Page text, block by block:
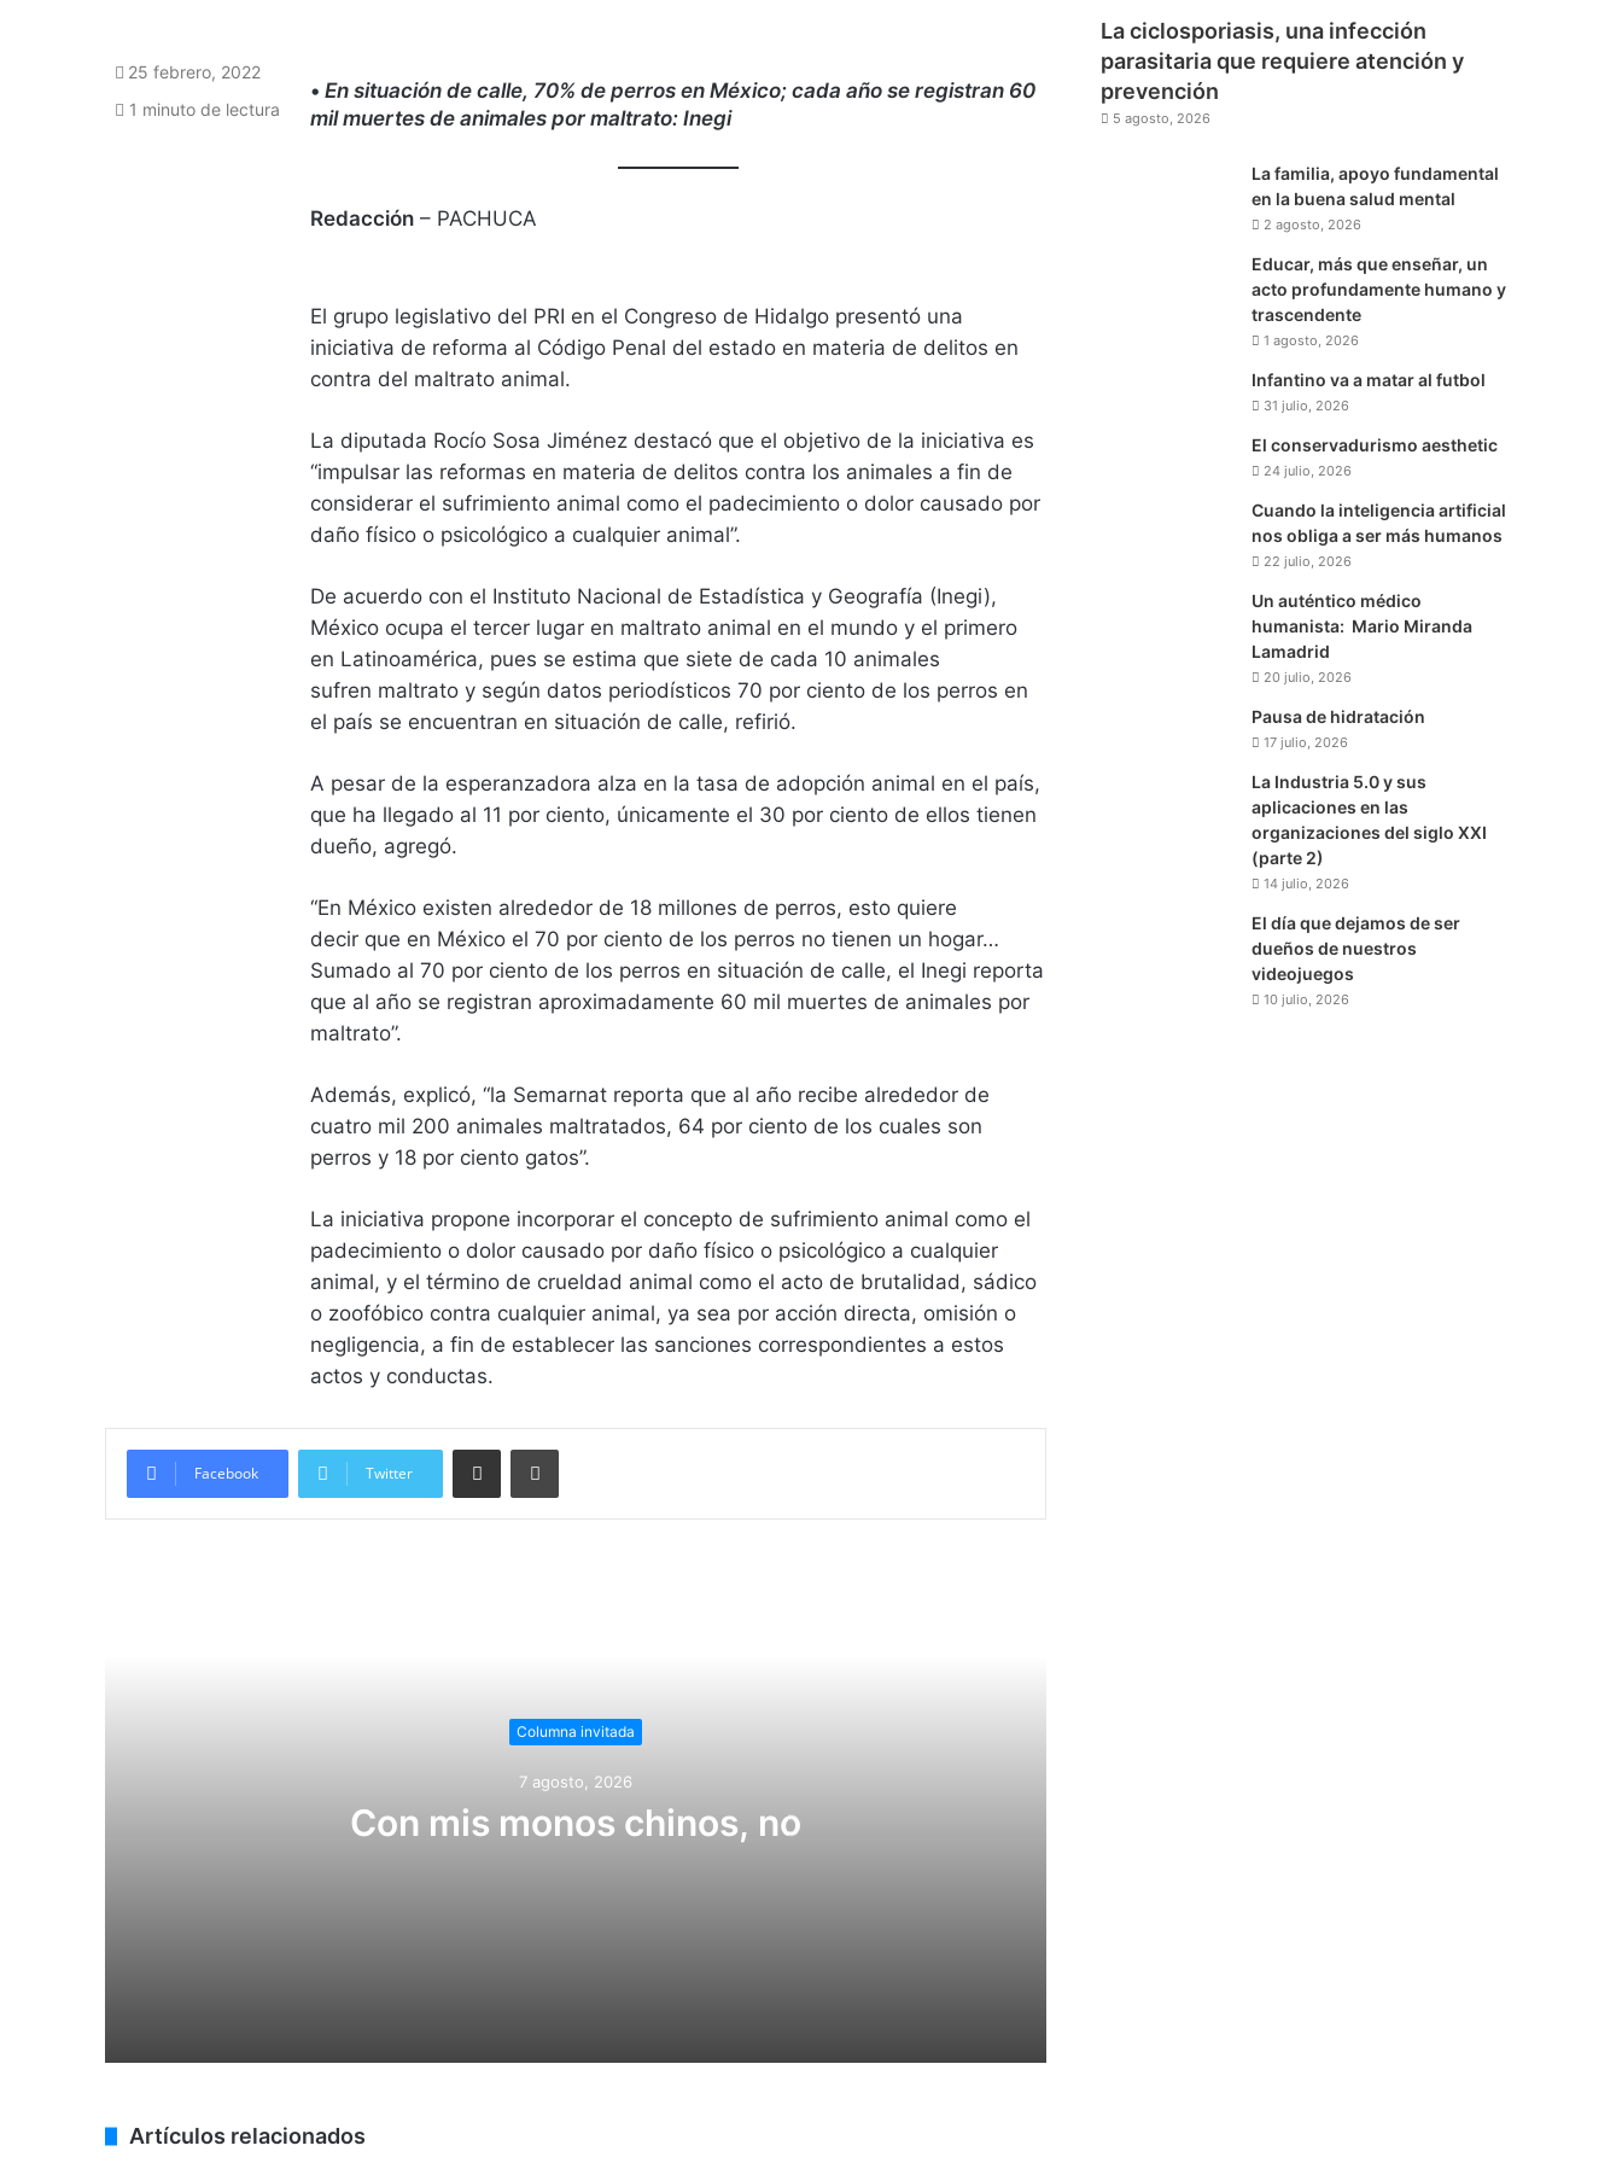
• En situación de calle, 70% de perros en México; cada año se registran 60
mil muertes de animales por maltrato: Inegi
Redacción – PACHUCA
El grupo legislativo del PRI en el Congreso de Hidalgo presentó una
iniciativa de reforma al Código Penal del estado en materia de delitos en
contra del maltrato animal.
La diputada Rocío Sosa Jiménez destacó que el objetivo de la iniciativa es
“impulsar las reformas en materia de delitos contra los animales a fin de
considerar el sufrimiento animal como el padecimiento o dolor causado por
daño físico o psicológico a cualquier animal”.
De acuerdo con el Instituto Nacional de Estadística y Geografía (Inegi),
México ocupa el tercer lugar en maltrato animal en el mundo y el primero
en Latinoamérica, pues se estima que siete de cada 10 animales
sufren maltrato y según datos periodísticos 70 por ciento de los perros en
el país se encuentran en situación de calle, refirió.
A pesar de la esperanzadora alza en la tasa de adopción animal en el país,
que ha llegado al 11 por ciento, únicamente el 30 por ciento de ellos tienen
dueño, agregó.
“En México existen alrededor de 18 millones de perros, esto quiere
decir que en México el 70 por ciento de los perros no tienen un hogar…
Sumado al 70 por ciento de los perros en situación de calle, el Inegi reporta
que al año se registran aproximadamente 60 mil muertes de animales por
maltrato”.
Además, explicó, “la Semarnat reporta que al año recibe alrededor de
cuatro mil 200 animales maltratados, 64 por ciento de los cuales son
perros y 18 por ciento gatos”.
La iniciativa propone incorporar el concepto de sufrimiento animal como el
padecimiento o dolor causado por daño físico o psicológico a cualquier
animal, y el término de crueldad animal como el acto de brutalidad, sádico
o zoofóbico contra cualquier animal, ya sea por acción directa, omisión o
negligencia, a fin de establecer las sanciones correspondientes a estos
actos y conductas.
25 febrero, 2022
1 minuto de lectura
Facebook Twitter
Compartir vía email Imprimir
Columna invitada
7 agosto, 2026
Con mis monos chinos, no
Julio Menchaca promueve el bienestar integral de los adultos mayores
Artículos relacionados
La ciclosporiasis, una infección
parasitaria que requiere atención y
prevención
5 agosto, 2026
La familia, apoyo fundamental
en la buena salud mental
2 agosto, 2026
Educar, más que enseñar, un
acto profundamente humano y
trascendente
1 agosto, 2026
Infantino va a matar al futbol
31 julio, 2026
El conservadurismo aesthetic
24 julio, 2026
Cuando la inteligencia artificial
nos obliga a ser más humanos
22 julio, 2026
Un auténtico médico
humanista: Mario Miranda
Lamadrid
20 julio, 2026
Pausa de hidratación
17 julio, 2026
La Industria 5.0 y sus
aplicaciones en las
organizaciones del siglo XXI
(parte 2)
14 julio, 2026
El día que dejamos de ser
dueños de nuestros
videojuegos
10 julio, 2026